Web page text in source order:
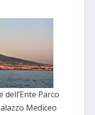
Parco
Mediceo